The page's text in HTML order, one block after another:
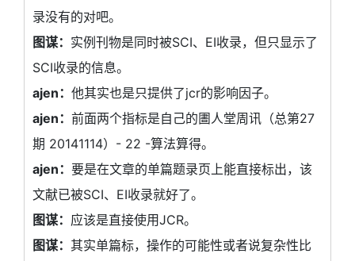
录没有的对吧。
图谋： 实例刊物是同时被SCI、EI收录，但只显示了
SCI收录的信息。
ajen： 他其实也是只提供了jcr的影响因子。
ajen： 前面两个指标是自己的圕人堂周讯（总第27
期 20141114）- 22 -算法算得。
ajen： 要是在文章的单篇题录页上能直接标出，该
文献已被SCI、EI收录就好了。
图谋： 应该是直接使用JCR。
图谋： 其实单篇标，操作的可能性或者说复杂性比